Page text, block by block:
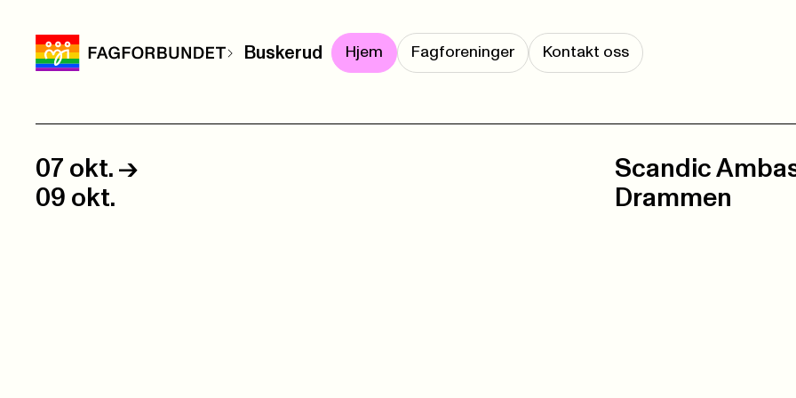
Buskerud Hjem Fagforeninger Kontakt oss
07 okt. ->
09 okt.
Scandic
Drammen